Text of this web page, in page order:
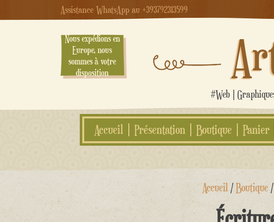
Assistance WhatsApp au +393792313599
Nous expédions en
Europe, nous
sommes à votre
disposition
#Web |
Accueil Présentation Boutique Panier
Aller
contenu
Accueil /Boutique